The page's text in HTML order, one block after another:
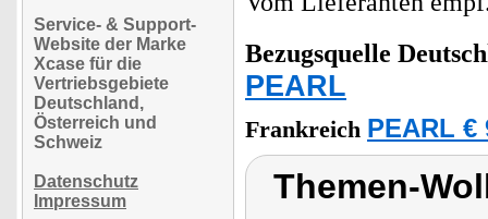
Service- & Support-
Website der Marke
Xcase für die
Vertriebsgebiete
Deutschland,
Österreich und
Schweiz
Datenschutz
Impressum
Bezugsquelle
PEARL
Frankreich PEARL €
Themen-